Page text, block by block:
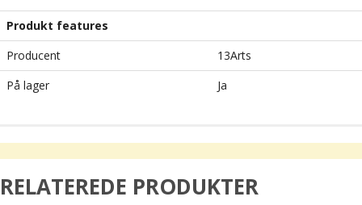
Produkt features
Producent
13Arts
På lager
Ja
RELATEREDE PRODUKTER